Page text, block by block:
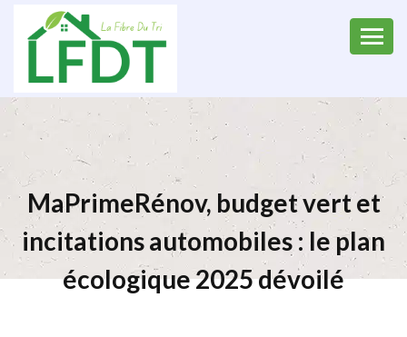
MaPrimeRénov, budget vert et
incitations automobiles : le plan
écologique 2025 dévoilé